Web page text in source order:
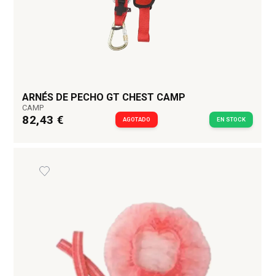
ARNÉS DE PECHO GT CHEST CAMP
CAMP
82,43 € AGOTADO EN STOCK